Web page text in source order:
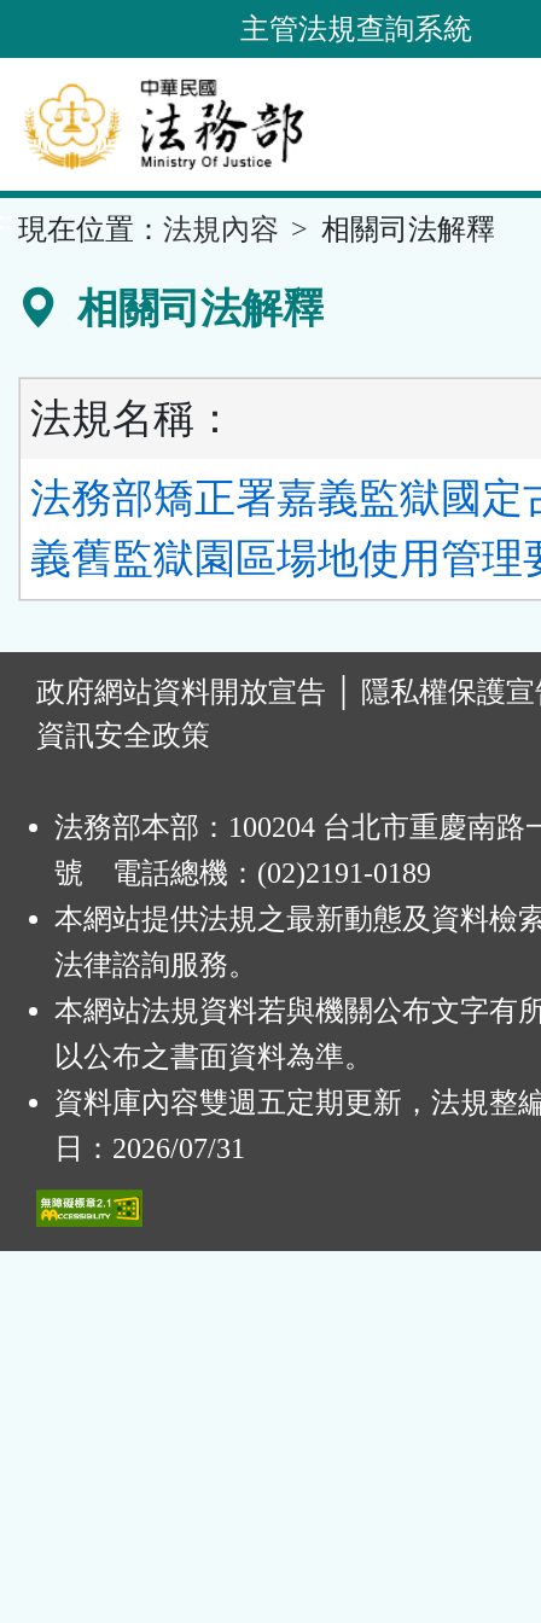
到
要
內
容
區
主管法規查詢系統
現在位置： 法規內容 相關司法解釋
相關司法解釋
法規名稱：
法務部矯正署嘉義監獄國定
義舊監獄園區場地使用管理
政府網站資料開放宣告
隱私權保護
資訊安全政策
法務部本部：100204 台北市重慶南路
號 電話總機：(02)2191-0189
本網站提供法規之最新動態及資料檢
法律諮詢服務。
本網站法規資料若與機關公布文字有
以公布之書面資料為準。
資料庫內容雙週五定期更新，法規整
日：2026/07/31